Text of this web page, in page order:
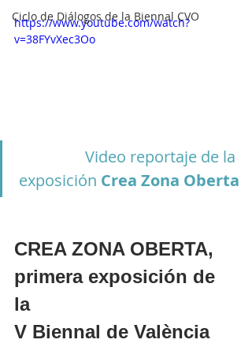
Ciclo de Diálogos de la Biennal CVO
https://www.youtube.com/watch?
v=38FYvXec3Oo
Video reportaje de la
exposición Crea Zona Oberta
CREA ZONA OBERTA,
primera exposición de
la
V Biennal de València